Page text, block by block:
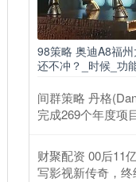
98策略 奥迪A8福
还不冲？_时候_功
间群策略 丹格
完成269个年度项
财聚配资 00后11
写影视新传奇，